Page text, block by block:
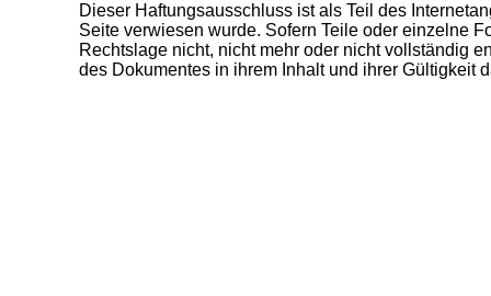
Dieser Haftungsausschluss ist als Teil des
Seite verwiesen wurde. Sofern Teile oder einzelne
Rechtslage nicht, nicht mehr oder nicht vollständig
des Dokumentes in ihrem Inhalt und ihrer Gültigkeit